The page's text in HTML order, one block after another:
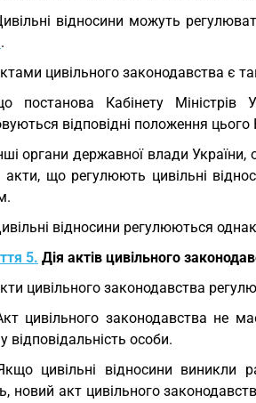
відносини можуть
.
цивільного законодавства є
постанова Кабінету
відповідні положення
органи державної влади
акти, що регулюють цивільні
відносини регулюються
5. Дія актів цивільного
цивільного законодавства
цивільного законодавства не
відповідальність особи.
цивільні відносини виникли
новий акт цивільного